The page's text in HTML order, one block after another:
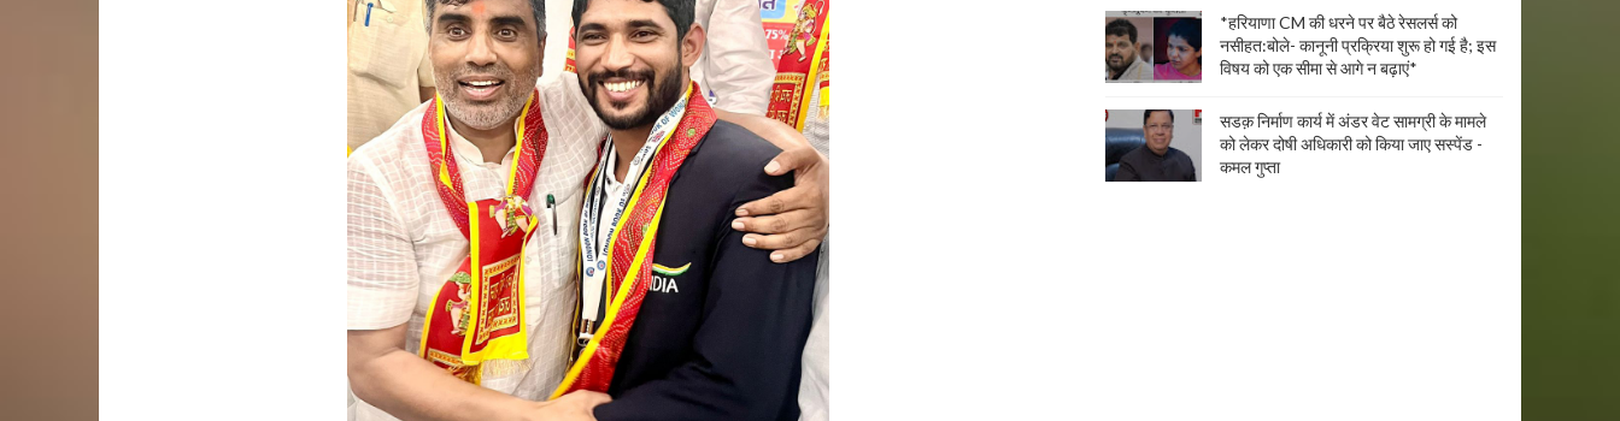
*हरियाणा CM की धरने पर बैठे रेसलर्स को
नसीहत:बोले- कानूनी प्रक्रिया शुरू हो गई है; इस
विषय को एक सीमा से आगे न बढ़ाएं*
सडक़ निर्माण कार्य में अंडर वेट सामग्री के मामले
को लेकर दोषी अधिकारी को किया जाए सस्पेंड -
कमल गुप्ता